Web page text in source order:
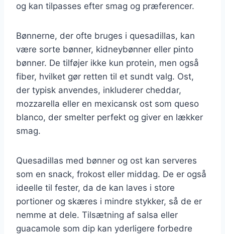
og kan tilpasses efter smag og præferencer.
Bønnerne, der ofte bruges i quesadillas, kan
være sorte bønner, kidneybønner eller pinto
bønner. De tilføjer ikke kun protein, men også
fiber, hvilket gør retten til et sundt valg. Ost,
der typisk anvendes, inkluderer cheddar,
mozzarella eller en mexicansk ost som queso
blanco, der smelter perfekt og giver en lækker
smag.
Quesadillas med bønner og ost kan serveres
som en snack, frokost eller middag. De er også
ideelle til fester, da de kan laves i store
portioner og skæres i mindre stykker, så de er
nemme at dele. Tilsætning af salsa eller
guacamole som dip kan yderligere forbedre